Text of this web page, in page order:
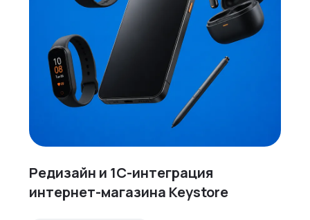
Редизайн и 1С-интеграция
интернет-магазина Keystore